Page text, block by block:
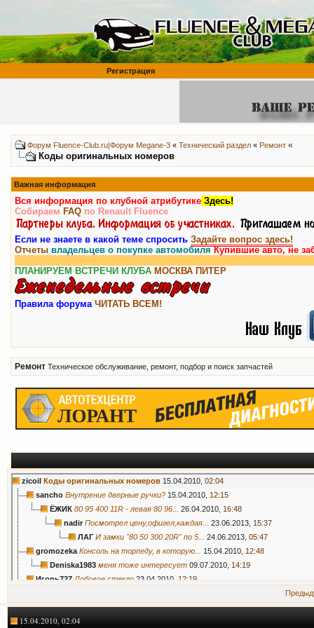
Регистрация
Форум Fluence-Club.ru|Форум Megane-3 « Технический раздел « Ремонт «
Коды оригинальных номеров
Важная информация
Вся информация по клубной атрибутике Здесь!
Собираем FAQ по Renault Fluence
Если не знаете в какой теме спросить Задайте вопрос здесь!
Отчеты владельцев о покупке автомобиляКупившие авто, не
ПЛАНИРУЕМ ВСТРЕЧИ КЛУБА МОСКВА ПИТЕР
Правила форума ЧИТАТЬ ВСЕМ!
Ремонт Техническое обслуживание, ремонт, подбор и поиск запчастей
zicoil Коды оригинальных номеров 15.04.2010, 02:04
sancho Внутрение дверные ручки? 15.04.2010, 12:15
ЁЖИК 80 95 400 11R - левая 80 96... 26.04.2010, 16:48
nadir Посмотрел цену,офигел,каждая... 23.06.2013, 15:37
ЛАГ И замки "80 50 300 20R" по 5... 24.06.2013, 05:47
gromozeka Консоль на торпеду, в которую... 15.04.2010, 12:48
Deniska1983 меня тоже интересует 09.07.2010, 14:19
Игорь727 Лобовое стекло 23.04.2010, 12:19
Игорь727 Отвечаю сам себе. Стекло...25.04.2010,10:41
sancho Игорь727, Что это за exist...
15.04.2010, 02:04